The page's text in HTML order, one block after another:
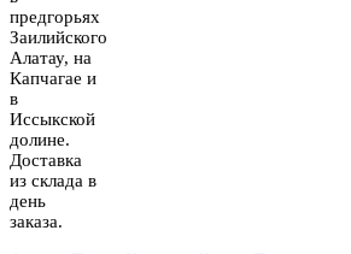
предгорьях
Заилийского
Алатау, на
Капчагае и
в
Иссыкской
долине.
Доставка
из склада в
день
заказа.